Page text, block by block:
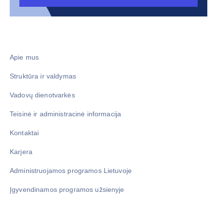
Apie mus
Struktūra ir valdymas
Vadovų dienotvarkės
Teisinė ir administracinė informacija
Kontaktai
Karjera
Administruojamos programos Lietuvoje
Įgyvendinamos programos užsienyje